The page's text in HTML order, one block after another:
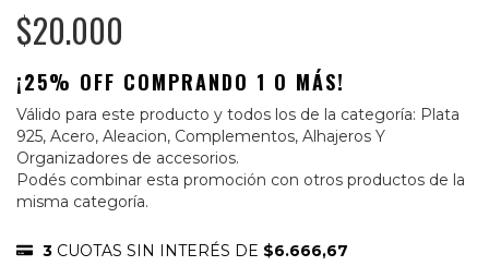
$20.000
¡25% OFF COMPRANDO 1 O MÁS!
Válido para este producto y todos los de la categoría: Plata
925, Acero, Aleacion, Complementos, Alhajeros Y
Organizadores de accesorios.
Podés combinar esta promoción con otros productos de la
misma categoría.
3 CUOTAS SIN INTERÉS DE $6.666,67